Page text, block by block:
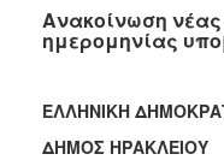
2023
2021
2020
Ανακοίνωση νέας
ημερομηνίας
ΕΛΛΗΝΙΚΗ
ΔΗΜΟΣ ΗΡΑΚΛΕΙΟΥ